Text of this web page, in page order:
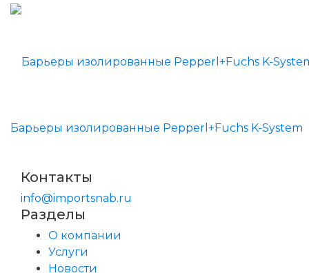
Барьеры изолированные Pepperl+Fuchs K-System
Контакты
info@importsnab.ru
Разделы
О компании
Услуги
Новости